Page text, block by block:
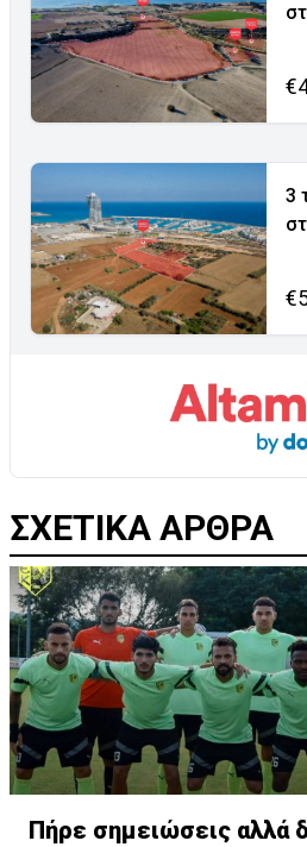
3
ΣΧΕΤΙΚΑ ΑΡΘΡΑ
Πήρε σημειώσεις αλλά